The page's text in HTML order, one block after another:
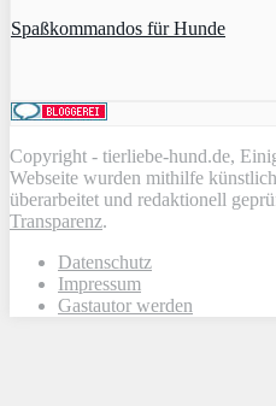
Spaßkommandos für Hunde
Copyright - tierliebe-hund.de,
Webseite wurden mithilfe
überarbeitet und redaktionell
Transparenz.
Datenschutz
Impressum
Gastautor werden